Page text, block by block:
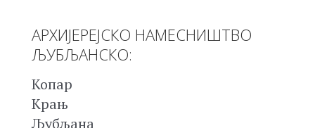
АРХИЈЕРЕЈСКО НАМЕСНИШТВО
ЉУБЉАНСКО:
Копар
Крањ
Љубљана